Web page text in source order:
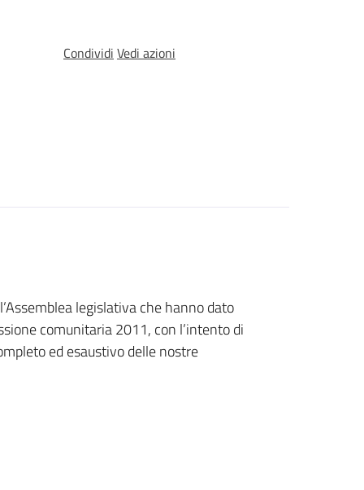
Condividi Vedi azioni
legislativa che hanno dato
comunitaria 2011, con l’intento di
ed esaustivo delle nostre